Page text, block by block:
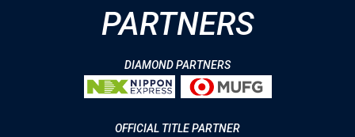
PARTNERS
DIAMOND PARTNERS
OFFICIAL TITLE PARTNER